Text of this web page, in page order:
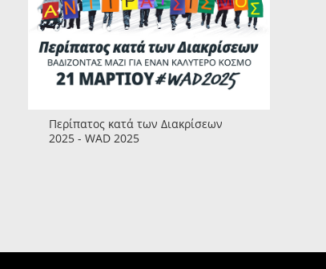
Περίπατος κατά των Διακρίσεων
2025 - WAD 2025